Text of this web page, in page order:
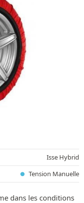
Isse Hybrid
Tension Manuelle
dans les conditions